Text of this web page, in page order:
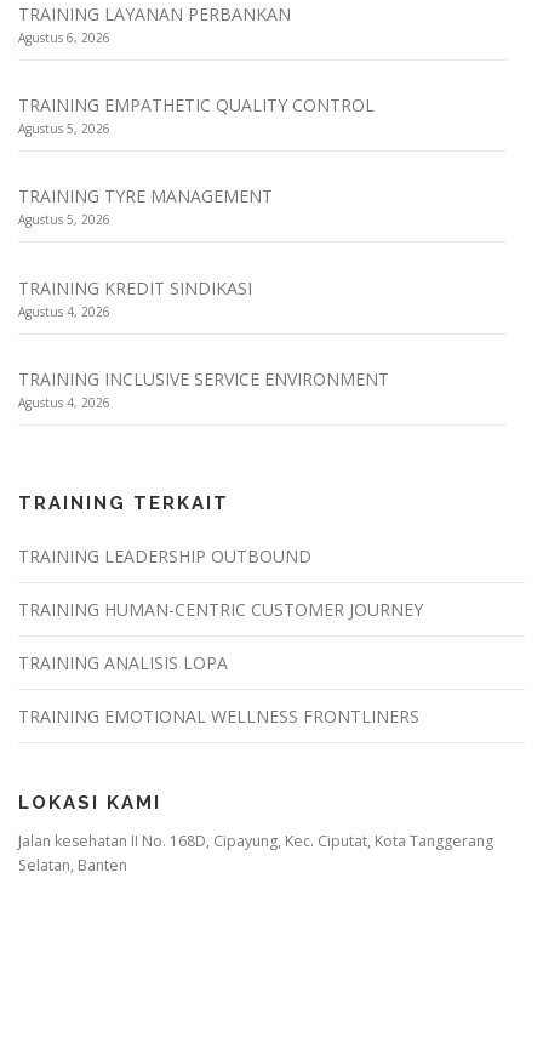
TRAINING LAYANAN PERBANKAN
Agustus 6, 2026
TRAINING EMPATHETIC QUALITY CONTROL
Agustus 5, 2026
TRAINING TYRE MANAGEMENT
Agustus 5, 2026
TRAINING KREDIT SINDIKASI
Agustus 4, 2026
TRAINING INCLUSIVE SERVICE ENVIRONMENT
Agustus 4, 2026
TRAINING TERKAIT
TRAINING LEADERSHIP OUTBOUND
TRAINING HUMAN-CENTRIC CUSTOMER JOURNEY
TRAINING ANALISIS LOPA
TRAINING EMOTIONAL WELLNESS FRONTLINERS
LOKASI KAMI
Jalan kesehatan II No. 168D, Cipayung, Kec. Ciputat, Kota Tanggerang
Selatan, Banten